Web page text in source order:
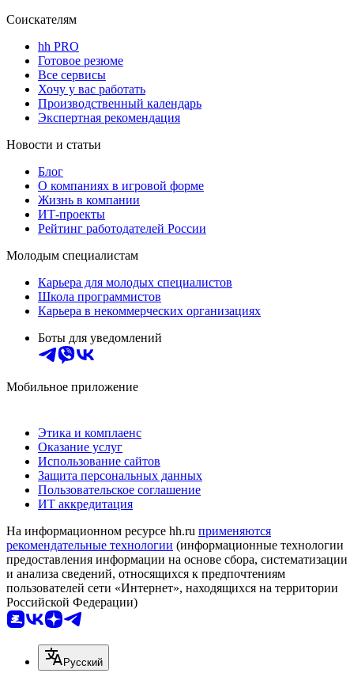
Соискателям
hh PRO
Готовое резюме
Все сервисы
Хочу у вас работать
Производственный календарь
Экспертная рекомендация
Новости и статьи
Блог
О компаниях в игровой форме
Жизнь в компании
ИТ-проекты
Рейтинг работодателей России
Молодым специалистам
Карьера для молодых специалистов
Школа программистов
Карьера в некоммерческих организациях
Боты для уведомлений
Мобильное приложение
Этика и комплаенс
Оказание услуг
Использование сайтов
Защита персональных данных
Пользовательское соглашение
ИТ аккредитация
На информационном ресурсе hh.ru применяются
рекомендательные технологии (информационные технологии
предоставления информации на основе сбора, систематизации
и анализа сведений, относящихся к предпочтениям
пользователей сети «Интернет», находящихся на территории
Российской Федерации)
Русский